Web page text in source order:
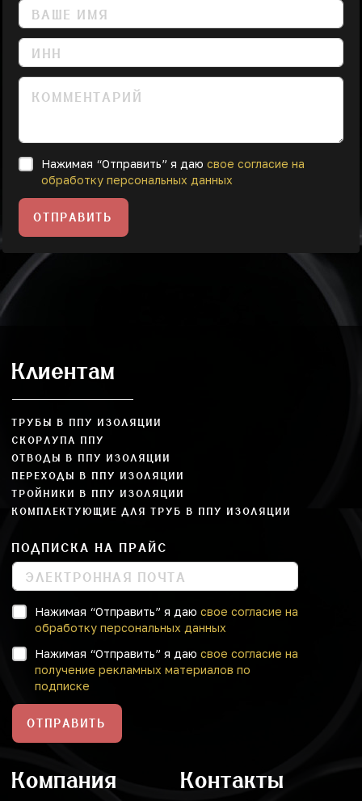
Нажимая “Отправить” я даю свое согласие на
обработку персональных данных
ОТПРАВИТЬ
Клиентам
ТРУБЫ В ППУ ИЗОЛЯЦИИ
СКОРЛУПА ППУ
ОТВОДЫ В ППУ ИЗОЛЯЦИИ
ПЕРЕХОДЫ В ППУ ИЗОЛЯЦИИ
ТРОЙНИКИ В ППУ ИЗОЛЯЦИИ
КОМПЛЕКТУЮЩИЕ ДЛЯ ТРУБ В ППУ ИЗОЛЯЦИИ
ПОДПИСКА НА ПРАЙС
Нажимая “Отправить” я даю свое согласие на
обработку персональных данных
Нажимая “Отправить” я даю свое согласие на
получение рекламных материалов по
подписке
ОТПРАВИТЬ
Компания Контакты